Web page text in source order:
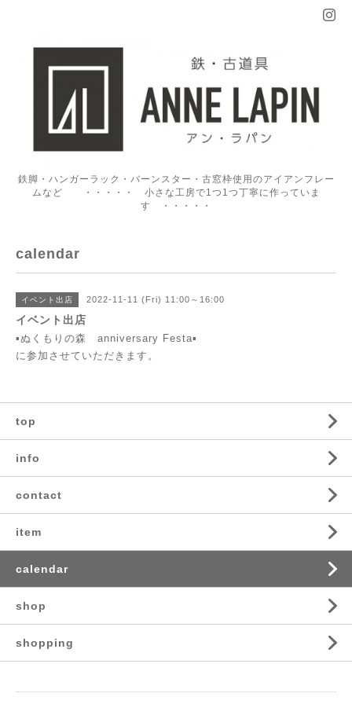
鉄脚・ハンガーラック・バーンスター・古窓枠使用のアイアンフレー
ムなど ・・・・・ 小さな工房で1つ1つ丁寧に作っていま
す ・・・・・
calendar
イベント出店 2022-11-11 (Fri) 11:00～16:00
イベント出店
▪️ぬくもりの森 anniversary Festa▪️
に参加させていただきます。
top
info
contact
item
calendar
shop
shopping